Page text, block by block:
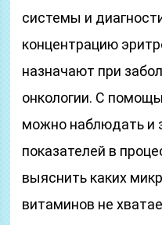
системы и
концентрацию
назначают при
онкологии. С
можно наблюдать и
показателей в
выяснить каких
витаминов не